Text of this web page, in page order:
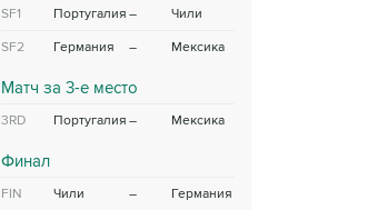
SF1 Португалия –
Чили
SF2
Германия – Мексика
Матч за 3-е место
3RD Португалия – Мексика
Финал
FIN Чили – Германия